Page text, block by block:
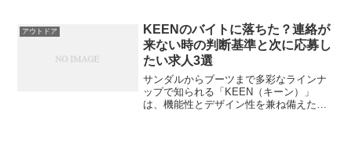
整っています。 しかし、「面接後に連絡
がない…」「応募した...
アウトドア
KEENのバイトに落ちた？連絡が
来ない時の判断基準と次に応募し
たい求人3選
サンダルからブーツまで多彩なラインナ
ップで知られる「KEEN（キーン）」
は、機能性とデザイン性を兼ね備えたア